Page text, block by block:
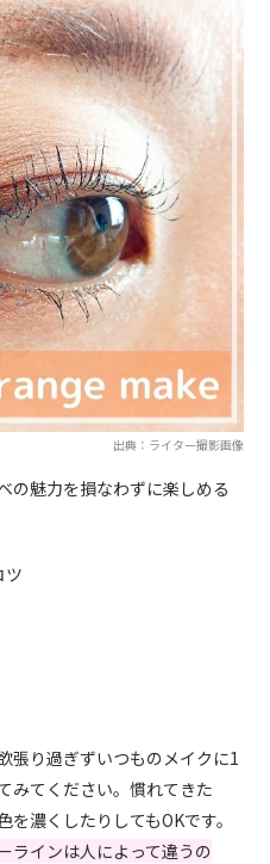
出典：ライター撮影画像
の魅力を損なわずに楽しめる
ツ
張り過ぎずいつものメイクに1
みてください。慣れてきた
濃くしたりしてもOKです。
ラインは人によって違うの